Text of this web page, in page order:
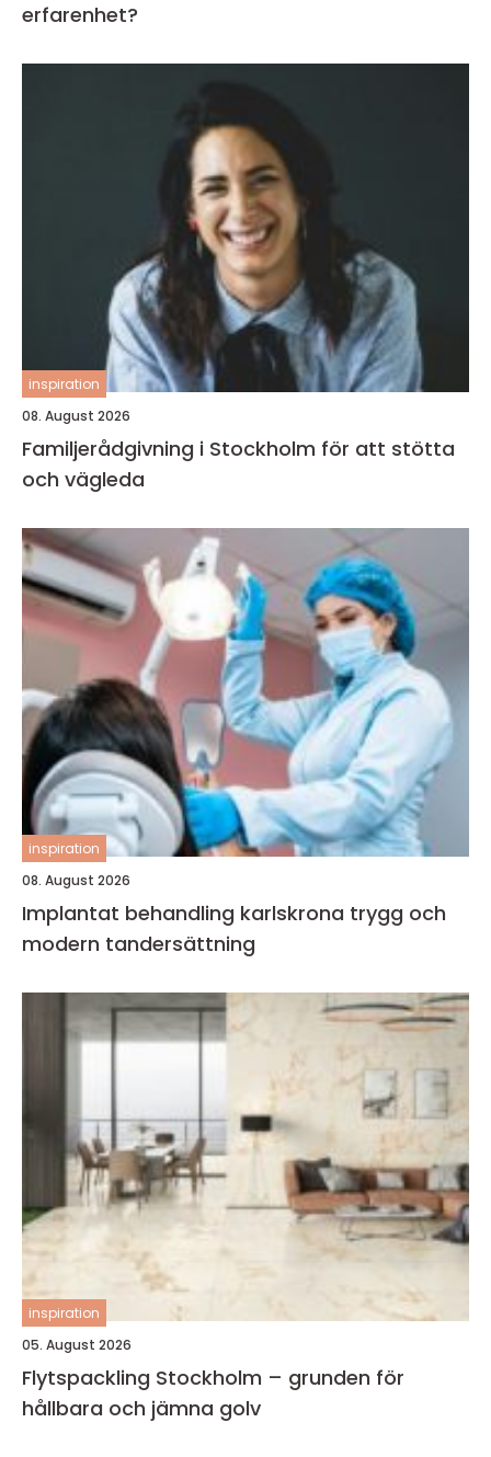
erfarenhet?
inspiration
08. August 2026
Familjerådgivning i Stockholm för att stötta
och vägleda
inspiration
08. August 2026
Implantat behandling karlskrona trygg och
modern tandersättning
inspiration
05. August 2026
Flytspackling Stockholm – grunden för
hållbara och jämna golv